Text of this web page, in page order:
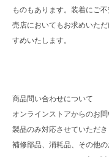
ものもあります。装着にご
売店においてもお求めいた
すめいたします。
商品問い合わせについて
オンラインストアからのお
製品のみ対応させていただ
補修部品、消耗品、その他